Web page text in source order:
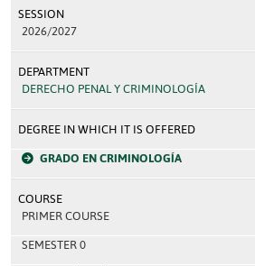
SESSION
2026/2027
DEPARTMENT
DERECHO PENAL Y CRIMINOLOGÍA
DEGREE IN WHICH IT IS OFFERED
GRADO EN CRIMINOLOGÍA
COURSE
PRIMER COURSE
SEMESTER 0